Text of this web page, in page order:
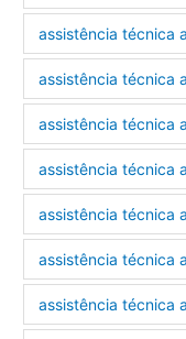
assistência técnica
assistência técnica
assistência técnica
assistência técnica
assistência técnica
assistência técnica
assistência técnica